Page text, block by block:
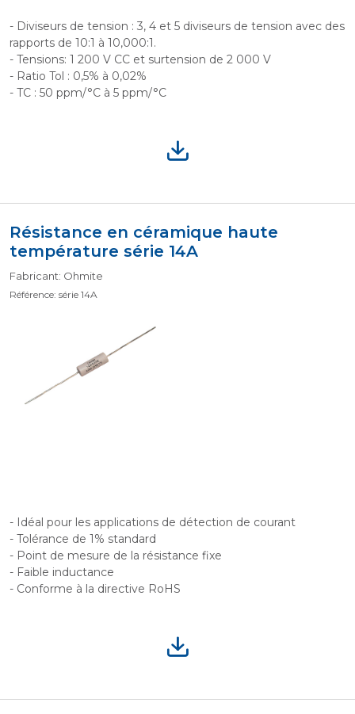
- Diviseurs de tension : 3, 4 et 5 diviseurs de tension avec des
rapports de 10:1 à 10,000:1.
- Tensions: 1 200 V CC et surtension de 2 000 V
- Ratio Tol : 0,5% à 0,02%
- TC : 50 ppm/°C à 5 ppm/°C
Résistance en céramique haute
température série 14A
Fabricant: Ohmite
Référence: série 14A
- Idéal pour les applications de détection de courant
- Tolérance de 1% standard
- Point de mesure de la résistance fixe
- Faible inductance
- Conforme à la directive RoHS